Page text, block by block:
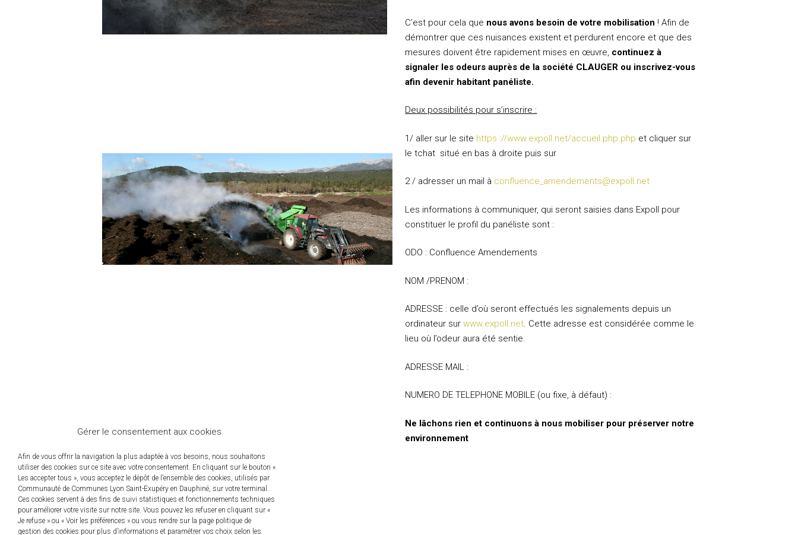
Gérer le consentement aux cookies
Afin de vous offrir la navigation la plus adaptée à vos besoins, nous souhaitons
utiliser des cookies sur ce site avec votre consentement. En cliquant sur le bouton «
Les accepter tous », vous acceptez le dépôt de l’ensemble des cookies, utilisés par
Communauté de Communes Lyon Saint-Exupéry en Dauphiné, sur votre terminal.
Ces cookies servent à des fins de suivi statistiques et fonctionnements techniques
pour améliorer votre visite sur notre site. Vous pouvez les refuser en cliquant sur «
Je refuse » ou « Voir les préférences » ou vous rendre sur la page politique de
gestion des cookies pour plus d’informations et paramétrer vos choix selon les
C’est pour cela que nous avons besoin de votre mobilisation ! Afin de
démontrer que ces nuisances existent et perdurent encore et que des
mesures doivent être rapidement mises en œuvre, continuez à
signaler les odeurs auprès de la société CLAUGER ou inscrivez-vous
afin devenir habitant panéliste.
Deux possibilités pour s’inscrire :
1/ aller sur le site https ://www.expoll.net/accueil.php.php et cliquer sur
le tchat situé en bas à droite puis sur
2 / adresser un mail à confluence_amendements@expoll.net
Les informations à communiquer, qui seront saisies dans Expoll pour
constituer le profil du panéliste sont :
ODO : Confluence Amendements
NOM /PRENOM :
ADRESSE : celle d’où seront effectués les signalements depuis un
ordinateur surwww.expoll.net. Cette adresse est considérée comme le
lieu où l’odeur aura été sentie.
ADRESSE MAIL :
NUMERO DE TELEPHONE MOBILE (ou fixe, à défaut) :
Ne lâchons rien et continuons à nous mobiliser pour préserver notre
environnement